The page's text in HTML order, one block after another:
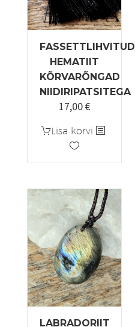
FASSETTLIHVITUD
HEMATIIT
KÕRVARÕNGAD
NIIDIRIPATSITEGA
17,00€
Lisa korvi
LABRADORIIT